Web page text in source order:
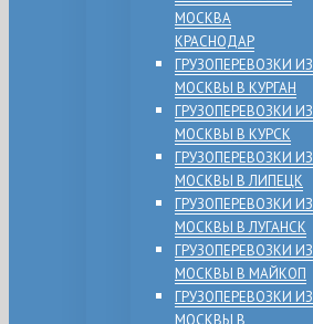
МОСКВА
КРАСНОДАР
ГРУЗОПЕРЕВОЗКИ ИЗ
МОСКВЫ В КУРГАН
ГРУЗОПЕРЕВОЗКИ ИЗ
МОСКВЫ В КУРСК
ГРУЗОПЕРЕВОЗКИ ИЗ
МОСКВЫ В ЛИПЕЦК
ГРУЗОПЕРЕВОЗКИ ИЗ
МОСКВЫ В ЛУГАНСК
ГРУЗОПЕРЕВОЗКИ ИЗ
МОСКВЫ В МАЙКОП
ГРУЗОПЕРЕВОЗКИ ИЗ
МОСКВЫ В